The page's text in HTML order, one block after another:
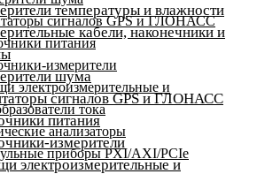
сигналов GPS и ГЛОНАСС
питания
измерители
электроизмерительные и
тока
анализаторы
приборы PXI/AXI/PCIe
температуры и влажности
кабели, наконечники и
шума
сигналов GPS и ГЛОНАСС
питания
измерители
электроизмерительные и